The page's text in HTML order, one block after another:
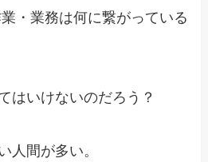
・業務は何に繋がっている
はいけないのだろう？
人間が多い。